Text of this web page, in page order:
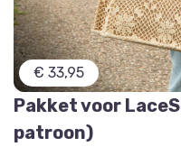
€ 33,95
Pakket voor
patroon)